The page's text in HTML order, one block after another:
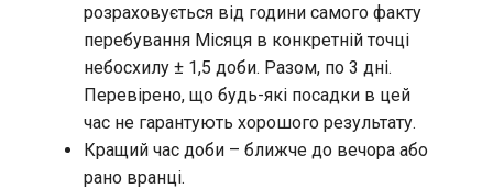
розраховується від години самого факту
перебування Місяця в конкретній точці
небосхилу ± 1,5 доби. Разом, по 3 дні.
Перевірено, що будь-які посадки в цей
час не гарантують хорошого результату.
Кращий час доби – ближче до вечора або
рано вранці.